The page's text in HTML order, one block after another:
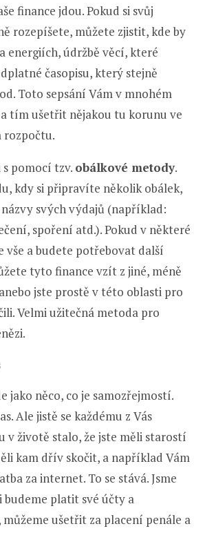
finance jdou. Pokud si svůj
rozepíšete, můžete zjistit, kde by
energiích, údržbě věcí, které
časopisu, který stejně
Toto sepsání Vám v mnohém
tím ušetřit nějakou tu korunu ve
rozpočtu.
pomocí tzv. obálkové metody.
kdy si připravíte několik obálek,
svých výdajů (například:
spoření atd.). Pokud v některé
vše a budete potřebovat další
tyto finance vzít z jiné, méně
jste prostě v této oblasti pro
Velmi užitečná metoda pro
jako něco, co je samozřejmostí.
Ale jistě se každému z Vás
v životě stalo, že jste měli starostí
kam dřív skočit, a například Vám
za internet. To se stává. Jsme
budeme platit své účty a
můžeme ušetřit za placení penále a